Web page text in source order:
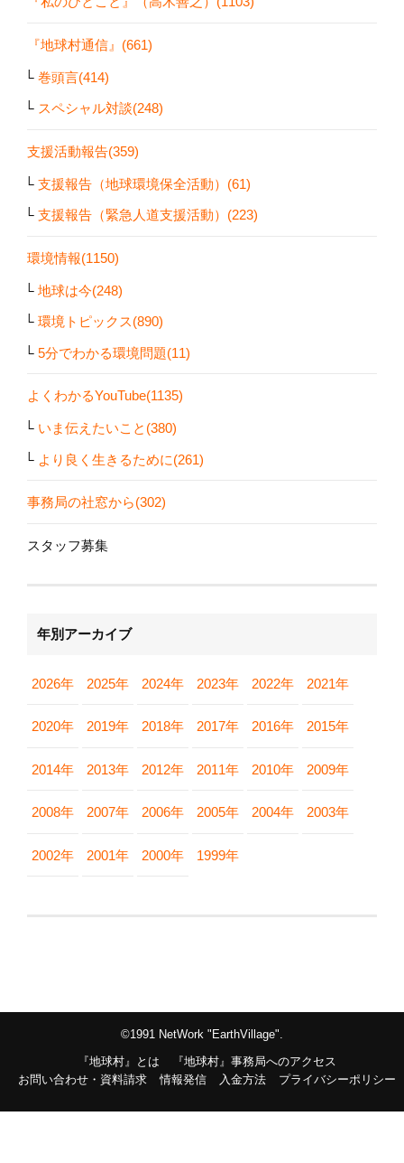
『地球村通信』(661)
巻頭言(414)
スペシャル対談(248)
支援活動報告(359)
支援報告（地球環境保全活動）(61)
支援報告（緊急人道支援活動）(223)
環境情報(1150)
地球は今(248)
環境トピックス(890)
5分でわかる環境問題(11)
よくわかるYouTube(1135)
いま伝えたいこと(380)
より良く生きるために(261)
事務局の社窓から(302)
スタッフ募集
年別アーカイブ
2026年 2025年 2024年 2023年 2022年 2021年
2020年 2019年 2018年 2017年 2016年 2015年
2014年 2013年 2012年 2011年 2010年 2009年
2008年 2007年 2006年 2005年 2004年 2003年
2002年 2001年 2000年 1999年
©1991 NetWork "EarthVillage".
『地球村』とは
『地球村』事務局へのアクセス
お問い合わせ・資料請求
情報発信 入金方法 プライバシーポリシー